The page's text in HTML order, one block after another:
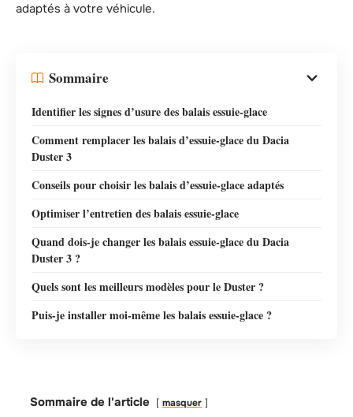
adaptés à votre véhicule.
Sommaire
Identifier les signes d’usure des balais essuie-glace
Comment remplacer les balais d’essuie-glace du Dacia
Duster 3
Conseils pour choisir les balais d’essuie-glace adaptés
Optimiser l’entretien des balais essuie-glace
Quand dois-je changer les balais essuie-glace du Dacia
Duster 3 ?
Quels sont les meilleurs modèles pour le Duster ?
Puis-je installer moi-même les balais essuie-glace ?
Sommaire de l'article masquer